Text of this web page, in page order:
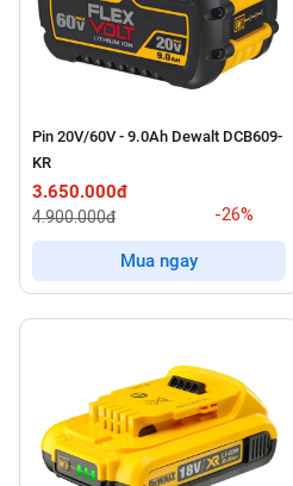
Pin 20V/60V - 9.0Ah Dewalt DCB609-
KR
3.650.000đ
4.900.000đ -26%
Mua ngay